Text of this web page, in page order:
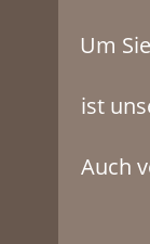
Um
ist
Auch